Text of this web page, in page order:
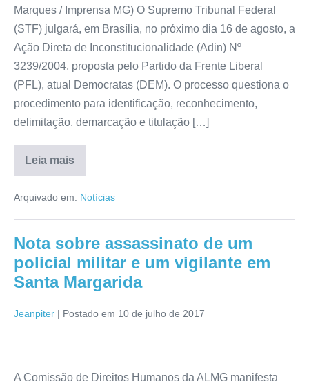
Marques / Imprensa MG) O Supremo Tribunal Federal
(STF) julgará, em Brasília, no próximo dia 16 de agosto, a
Ação Direta de Inconstitucionalidade (Adin) Nº
3239/2004, proposta pelo Partido da Frente Liberal
(PFL), atual Democratas (DEM). O processo questiona o
procedimento para identificação, reconhecimento,
delimitação, demarcação e titulação […]
Leia mais
Arquivado em: Notícias
Nota sobre assassinato de um
policial militar e um vigilante em
Santa Margarida
Jeanpiter | Postado em 10 de julho de 2017
A Comissão de Direitos Humanos da ALMG manifesta